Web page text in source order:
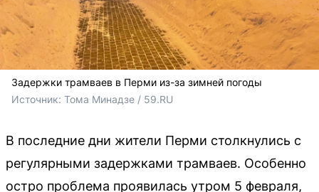
Задержки трамваев в Перми из-за зимней погоды
Источник: Тома Минадзе / 59.RU
В последние дни жители Перми столкнулись с
регулярными задержками трамваев. Особенно
остро проблема проявилась утром 5 февраля,